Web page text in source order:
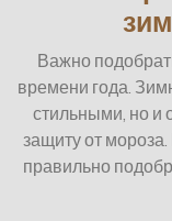
Важно
времени года.
стильными, но и
защиту от
правильно